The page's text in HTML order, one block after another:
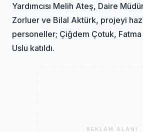
Yardımcısı Melih Ateş, Daire
Zorluer ve Bilal Aktürk, projeyi
personeller; Çiğdem Çotuk,
Uslu katıldı.
REKLAM ALANI